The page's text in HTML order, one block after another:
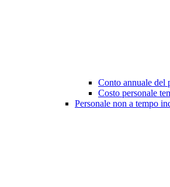
Conto annuale del
Costo personale
Personale non a tempo